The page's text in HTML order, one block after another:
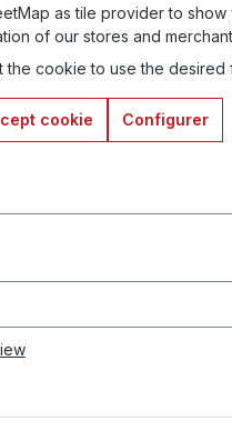
as tile provider to show
of our stores and
the cookie to use the desired
cookie Configurer